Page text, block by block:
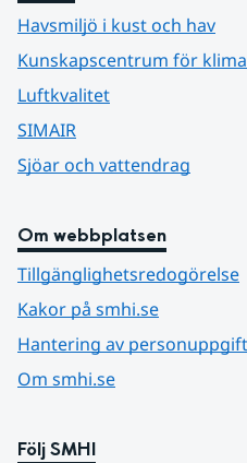
Havsmiljö i kust och hav
Kunskapscentrum för
Luftkvalitet
SIMAIR
Sjöar och vattendrag
Om webbplatsen
Tillgänglighetsredogörelse
Kakor på smhi.se
Hantering av
Om smhi.se
Följ SMHI